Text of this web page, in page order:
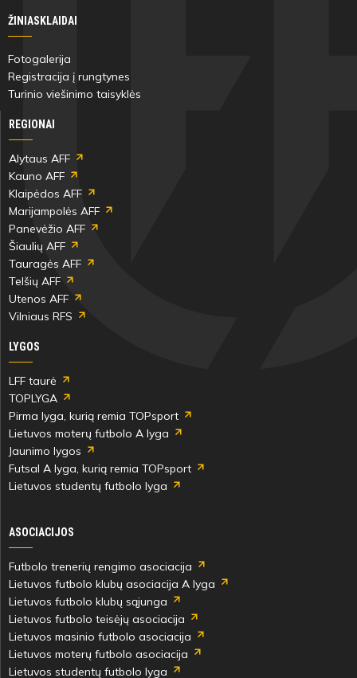
ŽINIASKLAIDAI
Fotogalerija
Registracija į rungtynes
Turinio viešinimo taisyklės
REGIONAI
Alytaus AFF
Kauno AFF
Klaipėdos AFF
Marijampolės AFF
Panevėžio AFF
Šiaulių AFF
Tauragės AFF
Telšių AFF
Utenos AFF
Vilniaus RFS
LYGOS
LFF taurė
TOPLYGA
Pirma lyga, kurią remia TOPsport
Lietuvos moterų futbolo A lyga
Jaunimo lygos
Futsal A lyga, kurią remia TOPsport
Lietuvos studentų futbolo lyga
ASOCIACIJOS
Futbolo trenerių rengimo asociacija
Lietuvos futbolo klubų asociacija A lyga
Lietuvos futbolo klubų sąjunga
Lietuvos futbolo teisėjų asociacija
Lietuvos masinio futbolo asociacija
Lietuvos moterų futbolo asociacija
Lietuvos studentų futbolo lyga